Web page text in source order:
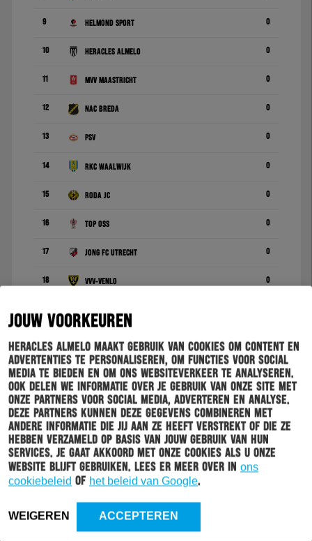
JOUW VOORKEUREN
Heracles Almelo maakt gebruik van cookies om content en
advertenties te personaliseren, om functies voor social
media te bieden en om ons websiteverkeer te analyseren.
Ook delen we informatie over je gebruik van onze site met
onze partners voor social media, adverteren en analyse.
Deze partners kunnen deze gegevens combineren met
andere informatie die jij aan ze heeft verstrekt of die ze
hebben verzameld op basis van jouw gebruik van hun
services. Je gaat akkoord met onze cookies als u onze
website blijft gebruiken. Lees er meer over in ons
cookiebeleid of het beleid van Google.
WEIGEREN ACCEPTEREN
9 Helmond Sport 0
10 Heracles Almelo 0
11 MVV Maastricht 0
12 NAC Breda 0
13 PSV 0
14 RKC Waalwijk 0
15 Roda JC 0
16 TOP Oss 0
17 Jong FC Utrecht 0
18 VVV-Venlo 0
1 - 0
OPSTELLINGEN HIGHLIGHTS